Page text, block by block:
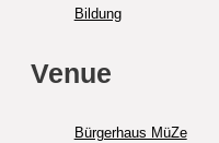
Bildung
Venue
Bürgerhaus MüZe